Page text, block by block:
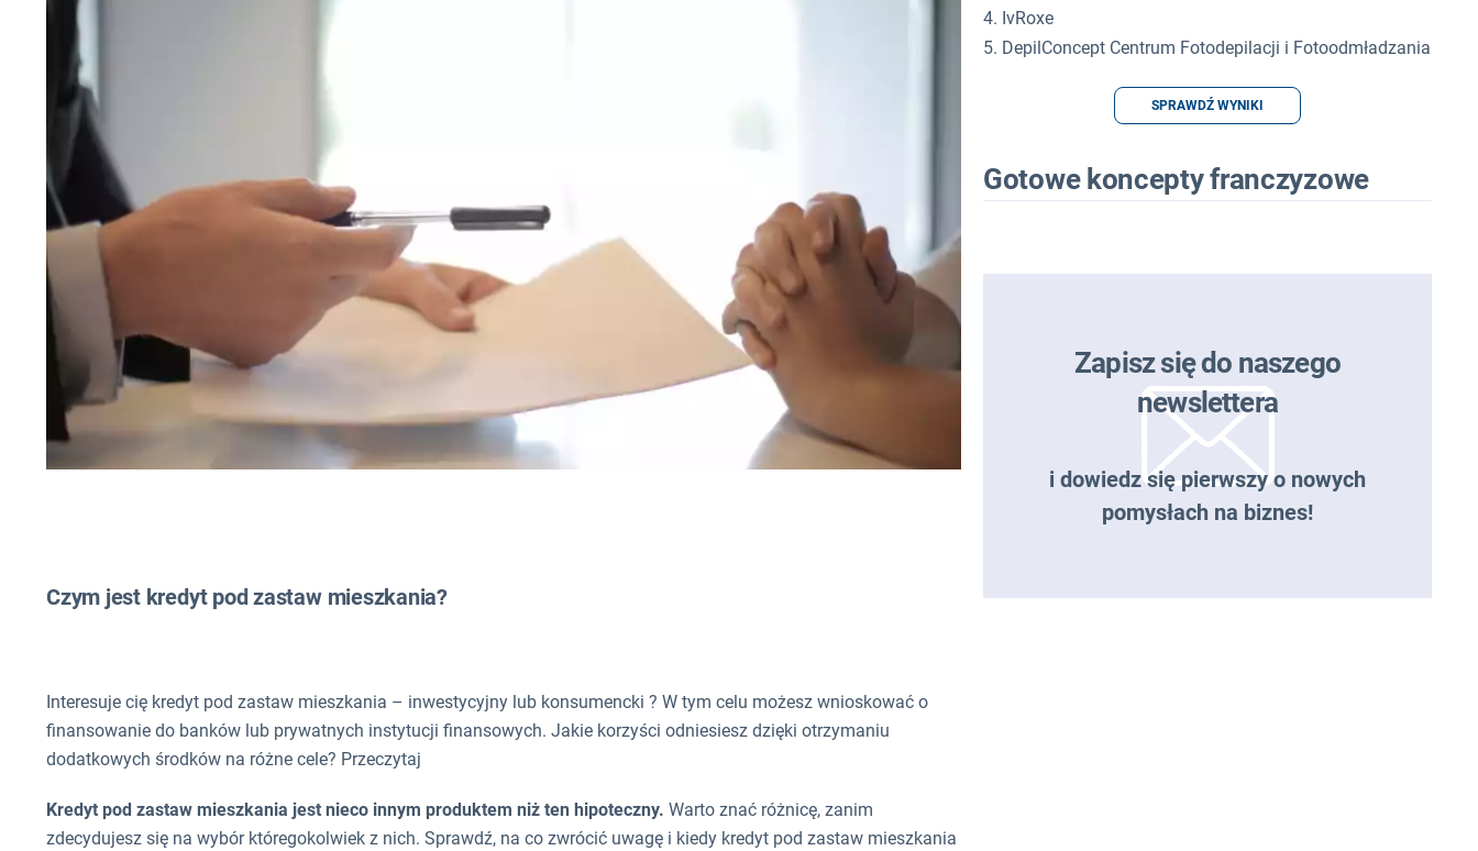
Czym jest kredyt pod zastaw mieszkania?
Interesuje cię kredyt pod zastaw mieszkania – inwestycyjny lub konsumencki ? W tym celu możesz wnioskować o
finansowanie do banków lub prywatnych instytucji finansowych. Jakie korzyści odniesiesz dzięki otrzymaniu
dodatkowych środków na różne cele? Przeczytaj
Kredyt pod zastaw mieszkania jest nieco innym produktem niż ten hipoteczny. Warto znać różnicę, zanim
zdecydujesz się na wybór któregokolwiek z nich. Sprawdź, na co zwrócić uwagę i kiedy kredyt pod zastaw mieszkania
4. IvRoxe
5. DepilConcept Centrum Fotodepilacji i Fotoodmładzania
SPRAWDŹ WYNIKI
Gotowe koncepty franczyzowe
Zapisz się do naszego
newslettera
i dowiedz się pierwszy o nowych
pomysłach na biznes!